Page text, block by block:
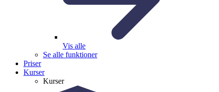
Vis alle
Se alle funktioner
Priser
Kurser
Kurser